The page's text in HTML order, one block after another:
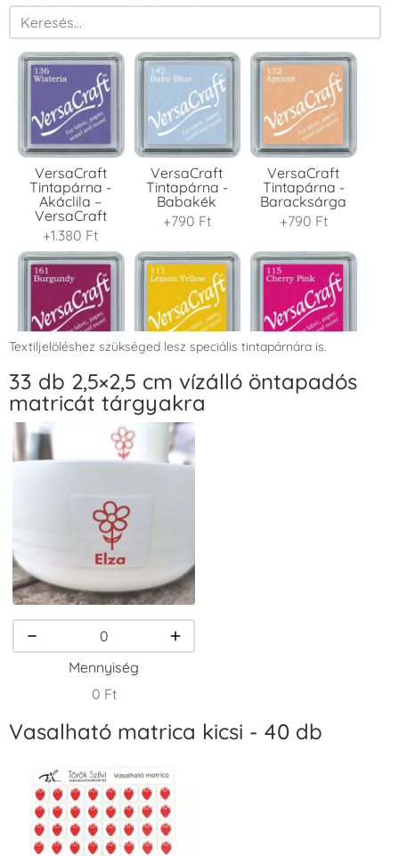
VersaCraft
Tintapárna -
Akáclila –
VersaCraft
+1.380 Ft
VersaCraft
Tintapárna -
Babakék
+790 Ft
VersaCraft
Tintapárna -
Baracksárga
+790 Ft
VersaCraft
Tintapárna -
Bordó
+1.380 Ft
VersaCraft
Tintapárna -
Citromsárga
+1.380 Ft
VersaCraft
Tintapárna -
VersaCraft
Tintapárna -
Csokibarna
+1.380 Ft
VersaCraft
Tintapárna -
Erdőzöld
+790 Ft
VersaCraft
Fekete
+1.380 Ft
VersaCraft
Fenyőzöld
+1.380 Ft
VersaCraft
Textiljelöléshez szükséged lesz speciális tintapárnára is.
33 db 2,5×2,5 cm vízálló öntapadós
matricát tárgyakra
Mennyiség
0 Ft
Vasalható matrica kicsi - 40 db